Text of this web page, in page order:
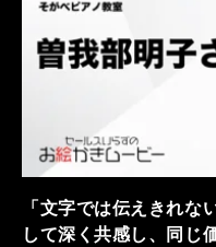
「文字では伝えきれ
して深く共感し、同じ